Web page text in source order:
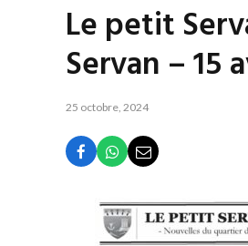
Le petit
Servan – 15
25 octobre, 2024